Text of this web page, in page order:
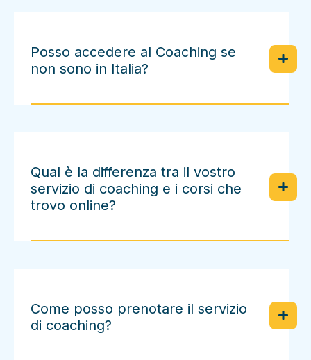
Posso accedere al Coaching se
non sono in Italia?
Qual è la differenza tra il vostro
servizio di coaching e i corsi che
trovo online?
Come posso prenotare il servizio
di coaching?